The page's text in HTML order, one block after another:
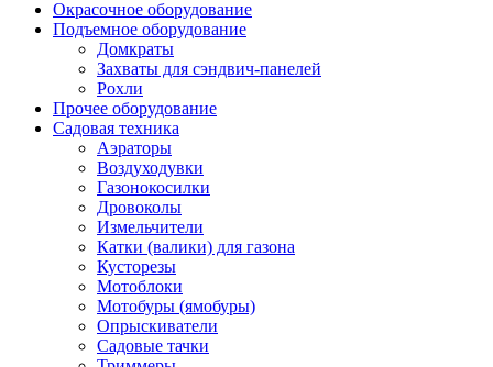
Окрасочное оборудование
Подъемное оборудование
Домкраты
Захваты для сэндвич-панелей
Рохли
Прочее оборудование
Садовая техника
Аэраторы
Воздуходувки
Газонокосилки
Дровоколы
Измельчители
Катки (валики) для газона
Кусторезы
Мотоблоки
Мотобуры (ямобуры)
Опрыскиватели
Садовые тачки